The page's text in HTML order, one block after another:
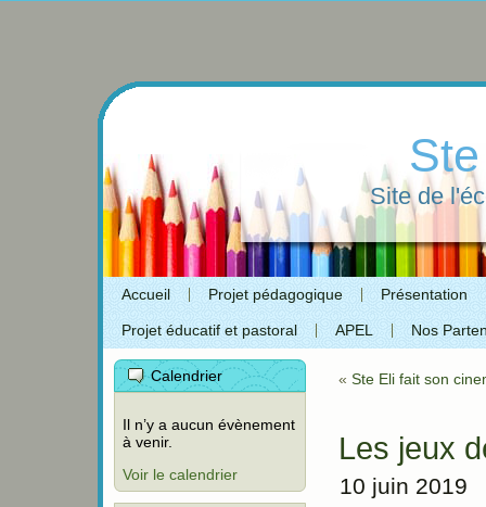
Site de
Accueil Projet pédagogique Présentation
Projet éducatif et pastoral APEL Nos
Calendrier
Il n’y a aucun évènement
à venir.
Voir le calendrier
« Ste Eli fait son
Les jeux
10 juin 2019